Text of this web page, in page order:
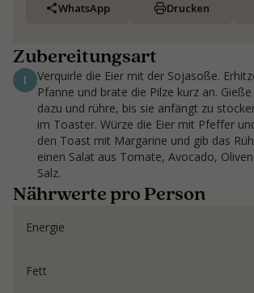
WhatsApp Drucken
Zubereitungsart
1
Verquirle die Eier mit der Sojasoße.
Pfanne und brate die Pilze kurz an.
dazu und rühre, bis sie anfängt zu
im Toaster. Würze die Eier mit Pfeffer
den Toast mit Margarine und gib das
einen Salat aus Tomate, Avocado,
Salz.
Nährwerte pro Person
Energie
Fett